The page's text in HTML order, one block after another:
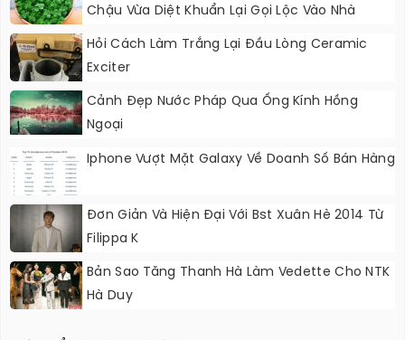
Chậu Vừa Diệt Khuẩn Lại Gọi Lộc Vào Nhà
Hỏi Cách Làm Trắng Lại Đầu Lòng Ceramic
Exciter
Cảnh Đẹp Nước Pháp Qua Ống Kính Hồng
Ngoại
Iphone Vượt Mặt Galaxy Về Doanh Số Bán Hàng
Đơn Giản Và Hiện Đại Với Bst Xuân Hè 2014 Từ
Filippa K
Bản Sao Tăng Thanh Hà Làm Vedette Cho NTK
Hà Duy